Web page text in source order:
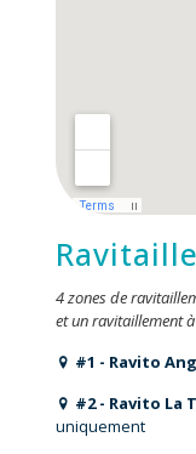
4 zones de
et un ravitaillement
#1 - Ravito
#2 - Ravito La
uniquement